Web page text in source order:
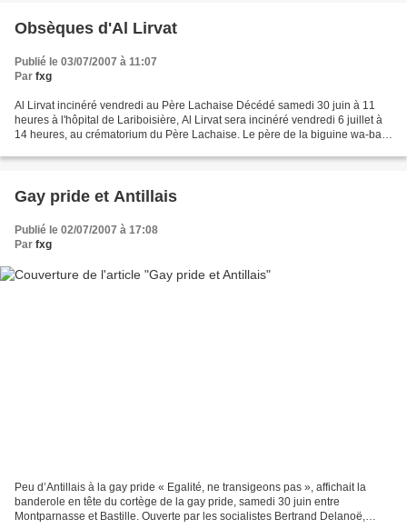
Obsèques d'Al Lirvat
Publié le 03/07/2007 à 11:07
Par fxg
Al Lirvat incinéré vendredi au Père Lachaise Décédé samedi 30 juin à 11
heures à l'hôpital de Lariboisière, Al Lirvat sera incinéré vendredi 6 juillet à
14 heures, au crématorium du Père Lachaise. Le père de la biguine wa-bap,
Gay pride et Antillais
Publié le 02/07/2007 à 17:08
Par fxg
Peu d’Antillais à la gay pride « Egalité, ne transigeons pas », affichait la
banderole en tête du cortège de la gay pride, samedi 30 juin entre
Montparnasse et Bastille. Ouverte par les socialistes Bertrand Delanoë,